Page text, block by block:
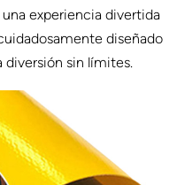
experiencia divertida
diseñado
diversión sin límites.